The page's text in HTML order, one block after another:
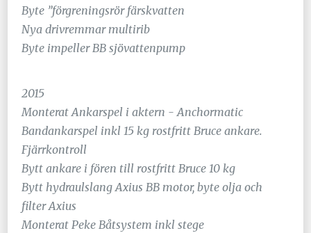
Byte ”förgreningsrör färskvatten
Nya drivremmar multirib
Byte impeller BB sjövattenpump
2015
Monterat Ankarspel i aktern - Anchormatic
Bandankarspel inkl 15 kg rostfritt Bruce ankare.
Fjärrkontroll
Bytt ankare i fören till rostfritt Bruce 10 kg
Bytt hydraulslang Axius BB motor, byte olja och
filter Axius
Monterat Peke Båtsystem inkl stege